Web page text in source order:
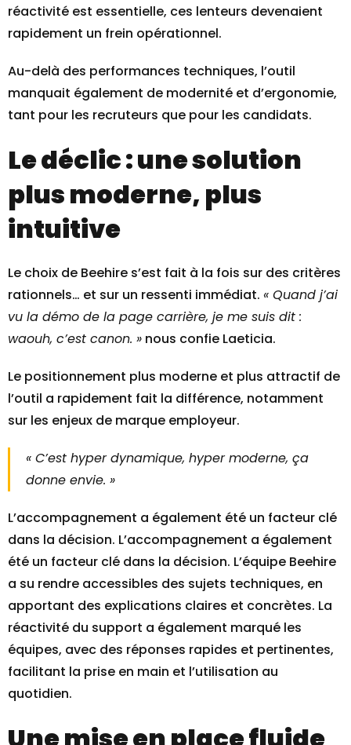
réactivité est essentielle, ces lenteurs devenaient
rapidement un frein opérationnel.
Au-delà des performances techniques, l’outil
manquait également de modernité et d’ergonomie,
tant pour les recruteurs que pour les candidats.
Le déclic : une solution
plus moderne, plus
intuitive
Le choix de Beehire s’est fait à la fois sur des critères
rationnels… et sur un ressenti immédiat. « Quand j’ai
vu la démo de la page carrière, je me suis dit :
waouh, c’est canon. » nous confie Laeticia.
Le positionnement plus moderne et plus attractif de
l’outil a rapidement fait la différence, notamment
sur les enjeux de marque employeur.
« C’est hyper dynamique, hyper moderne, ça
donne envie. »
L’accompagnement a également été un facteur clé
dans la décision. L’accompagnement a également
été un facteur clé dans la décision. L’équipe Beehire
a su rendre accessibles des sujets techniques, en
apportant des explications claires et concrètes. La
réactivité du support a également marqué les
équipes, avec des réponses rapides et pertinentes,
facilitant la prise en main et l’utilisation au
quotidien.